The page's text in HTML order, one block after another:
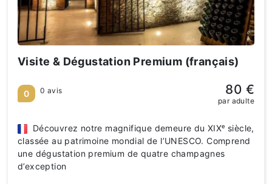
Visite & Dégustation Premium (français)
Découvrez notre magnifique demeure du XIXᵉ siècle,
classée au patrimoine mondial de l’UNESCO. Comprend
une dégustation premium de quatre champagnes
d’exception
0 0 avis 80 €
par adulte